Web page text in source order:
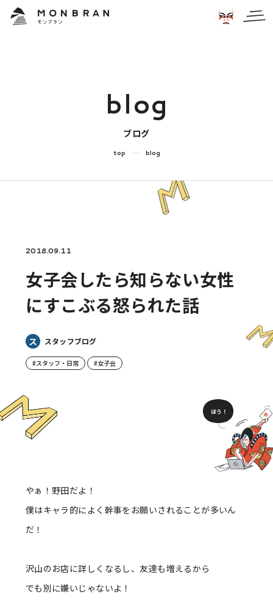
blog
ブログ
top blog
2018.09.11
女子会したら知らない女性
にすこぶる怒られた話
ス スタッフブログ
#スタッフ・日常 #女子会
ほう！
やぁ！野田だよ！
僕はキャラ的によく幹事をお願いされることが多いん
だ！
沢山のお店に詳しくなるし、友達も増えるから
でも別に嫌いじゃないよ！